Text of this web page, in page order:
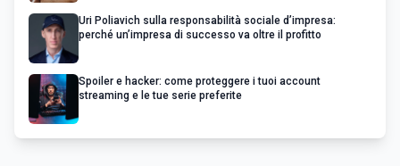
Uri Poliavich sulla responsabilità sociale d’impresa:
perché un’impresa di successo va oltre il profitto
Spoiler e hacker: come proteggere i tuoi account
streaming e le tue serie preferite